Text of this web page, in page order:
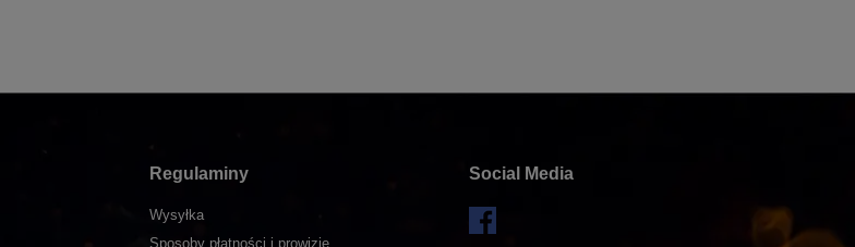
Regulaminy
Wysyłka
Sposoby płatności i prowizje
Social Media